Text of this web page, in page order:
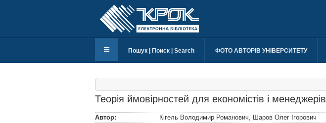
Пошук | Поиск | Search ФОТО АВТОРІВ УНІВЕРСИТЕТУ
Теорія ймовірностей для економістів і менеджерів
Автор: Кігель Володимир Романович, Шаров Олег Ігорович